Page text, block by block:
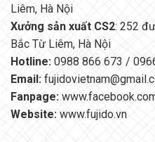
Liêm, Hà Nội
Xưởng sản xuất CS2: 252
Bắc Từ Liêm, Hà Nội
Hotline:0988 866 673 /
Email:
Fanpage:
Website: www.fujido.vn